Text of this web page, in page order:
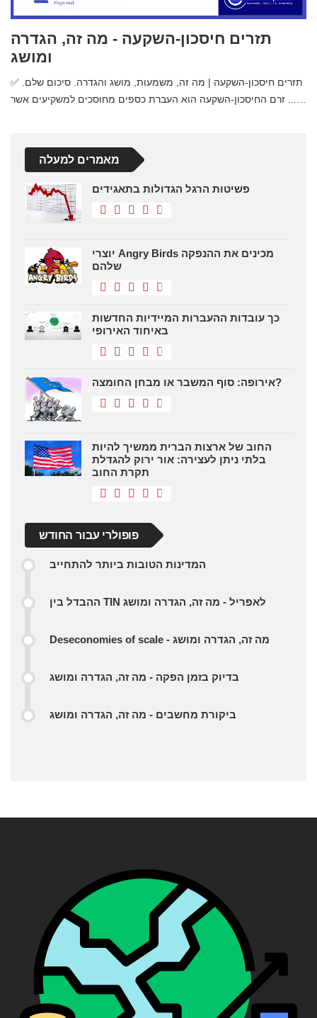
תזרים חיסכון-השקעה - מה זה, הגדרה
ומושג
✅ תזרים חיסכון-השקעה | מה זה, משמעות, מושג והגדרה. סיכום שלם.
מאמרים למעלה
פשיטות הרגל הגדולות בתאגידים
יוצרי Angry Birds מכינים את ההנפקה
שלהם
כך עובדות ההעברות המיידיות החדשות
באיחוד האירופי
אירופה: סוף המשבר או מבחן החומצה?
החוב של ארצות הברית ממשיך להיות
בלתי ניתן לעצירה: אור ירוק להגדלת
תקרת החוב
פופולרי עבור החודש
המדינות הטובות ביותר להתחייב
ההבדל בין TIN לאפריל - מה זה, הגדרה ומושג
Deseconomies of scale - מה זה, הגדרה ומושג
בדיוק בזמן הפקה - מה זה, הגדרה ומושג
ביקורת מחשבים - מה זה, הגדרה ומושג